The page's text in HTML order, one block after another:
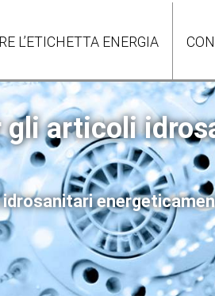
L’ETICHETTA ENERGIA
gli articoli